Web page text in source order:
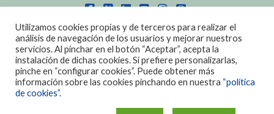
POLITICA DE COOKIES|AVISO LEGAL
DISEÑO: DIAN SISTEMAS
Utilizamos cookies propias y de terceros para realizar el
análisis de navegación de los usuarios y mejorar nuestros
servicios. Al pinchar en el botón “Aceptar”, acepta la
instalación de dichas cookies. Si prefiere personalizarlas,
pinche en “configurar cookies”. Puede obtener más
información sobre las cookies pinchando en nuestra “política
de cookies”.